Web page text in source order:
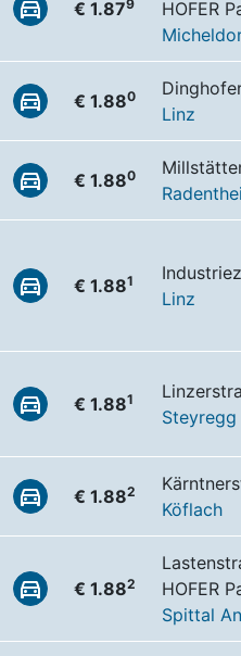
€ 1.879
HOFER
€ 1.880
Linz
€ 1.880
€ 1.881
Linz
€ 1.881
Steyregg
€ 1.882
Köflach
€ 1.882
HOFER
Spittal